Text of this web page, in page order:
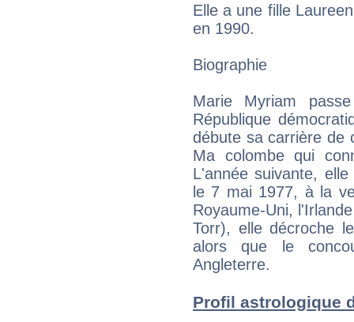
Elle a une fille
en 1990.
Biographie
Marie Myriam
République
débute sa carrière de
Ma colombe qui
L'année suivante,
le 7 mai 1977, à la
Royaume-Uni,
Torr), elle décroche
alors que le
Angleterre.
Profil astrologique